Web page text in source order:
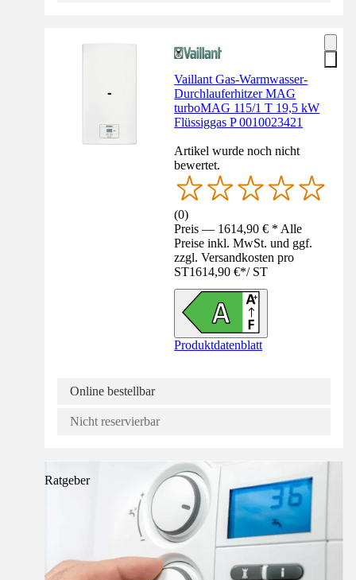
Vaillant Gas-Warmwasser-
Durchlauferhitzer MAG
turboMAG 115/1 T 19,5 kW
Flüssiggas P 0010023421
Artikel wurde noch nicht
bewertet.
(0)
Preis — 1614,90 € * Alle
Preise inkl. MwSt. und ggf.
zzgl. Versandkosten pro
ST1614,90 €*/ ST
Produktdatenblatt
Online bestellbar
Nicht reservierbar
Ratgeber